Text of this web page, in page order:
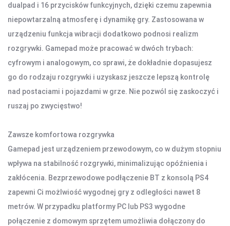
UCHWYTY TV/LCD
DOM I BIURO
NISZCZARKI I LAMINATORY
ŚRODKI CZYSZCZĄCE
SEJFY I ZABEZPIECZENIA
LISTWY I PRZEDŁUŻACZE
LISTWY ZASILAJĄCE
PRZEDŁUŻACZE
OŚWIETLENIE
dualpad i 16 przycisków funkcyjnych, dzięki czemu zapewnia
niepowtarzalną atmosferę i dynamikę gry. Zastosowana w
urządzeniu funkcja wibracji dodatkowo podnosi realizm
rozgrywki. Gamepad może pracować w dwóch trybach:
cyfrowym i analogowym, co sprawi, że dokładnie dopasujesz
go do rodzaju rozgrywki i uzyskasz jeszcze lepszą kontrolę
nad postaciami i pojazdami w grze. Nie pozwól się zaskoczyć i
ruszaj po zwycięstwo!
Zawsze komfortowa rozgrywka
Gamepad jest urządzeniem przewodowym, co w dużym stopniu
wpływa na stabilność rozgrywki, minimalizując opóźnienia i
zakłócenia. Bezprzewodowe podłączenie BT z konsolą PS4
zapewni Ci możlwiość wygodnej gry z odległości nawet 8
metrów. W przypadku platformy PC lub PS3 wygodne
połączenie z domowym sprzętem umożliwia dołączony do